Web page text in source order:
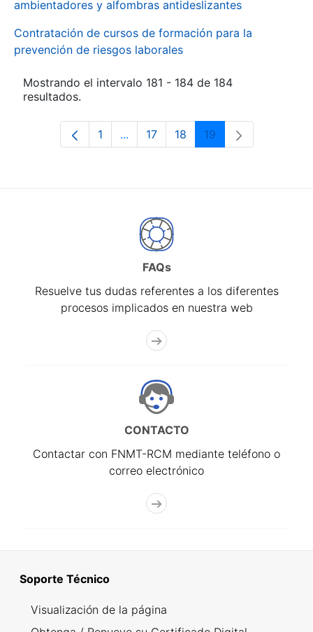
ambientadores y alfombras antideslizantes
Contratación de cursos de formación para la
prevención de riesgos laborales
Mostrando el intervalo 181 - 184 de 184
resultados.
Página
1 ...Páginas intermedias Use TAB para
Página
17 Página
18 Página
19
FAQs
Resuelve tus dudas referentes a los diferentes
procesos implicados en nuestra web
CONTACTO
Contactar con FNMT-RCM mediante teléfono o
correo electrónico
Soporte Técnico
Visualización de la página